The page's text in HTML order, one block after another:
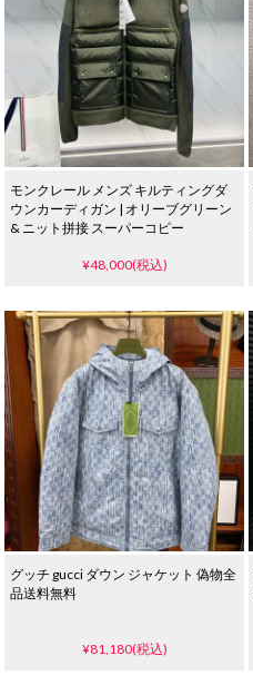
モンクレール メンズ キルティングダ
ウンカーディガン | オリーブグリーン
& ニット拼接 スーパーコピー
¥48,000(税込)
グッチ gucci ダウン ジャケット 偽物全
品送料無料
¥81,180(税込)